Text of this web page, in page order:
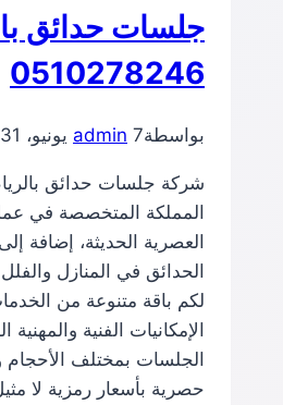
جلسات حدائق
0510278246
بواسطة admin 7 يونيو، 2023 31 يوليو، 2026
شركة جلسات حدائق
المملكة المتخصصة في
العصرية الحديثة، إضافة
الحدائق في المنازل
لكم باقة متنوعة من
الإمكانيات الفنية والمهنية
الجلسات بمختلف الأحجام
حصرية بأسعار رمزية لا